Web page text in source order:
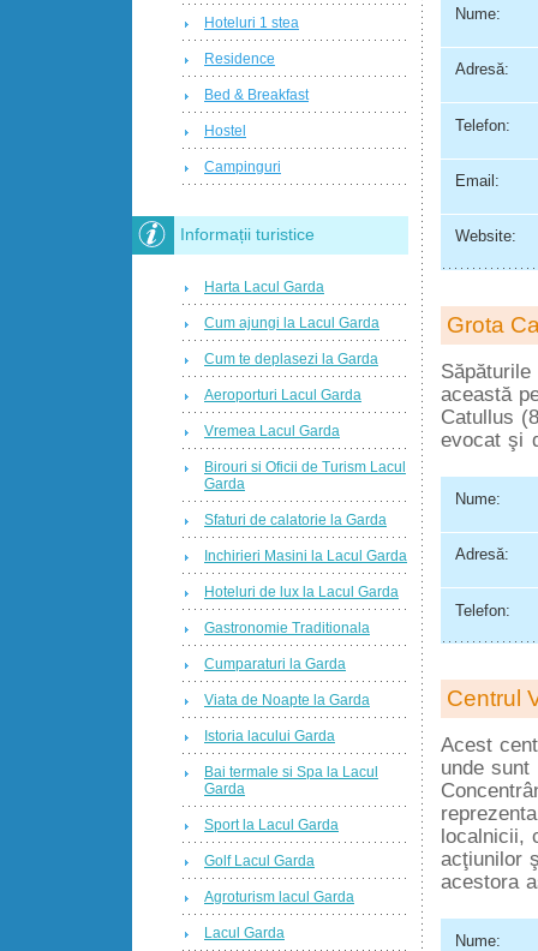
Nume:
Adresă:
Telefon:
Email:
Website:
Grota
această
Catullus
evocat şi
Nume:
Adresă:
Telefon:
Centrul
Acest
unde
localnicii,
acţiunilor
acestora
Nume:
Hoteluri 1 stea
Residence
Bed & Breakfast
Hostel
Campinguri
Informații turistice
Harta Lacul Garda
Cum ajungi la Lacul Garda
Cum te deplasezi la Garda
Aeroporturi Lacul Garda
Vremea Lacul Garda
Birouri si Oficii de Turism Lacul
Garda
Sfaturi de calatorie la Garda
Inchirieri Masini la Lacul Garda
Hoteluri de lux la Lacul Garda
Gastronomie Traditionala
Cumparaturi la Garda
Viata de Noapte la Garda
Istoria lacului Garda
Bai termale si Spa la Lacul
Garda
Sport la Lacul Garda
Golf Lacul Garda
Agroturism lacul Garda
Lacul Garda